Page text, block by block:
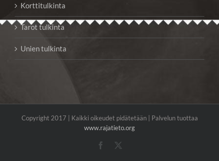
Korttitulkinta
Tarot tulkinta
Unien tulkinta
Copyright 2017 | Kaikki oikeudet pidätetään | Palvelun tuottaa
www.rajatieto.org
Facebook